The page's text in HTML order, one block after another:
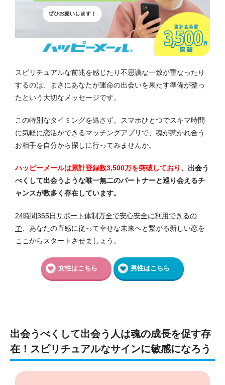
スピリチュアルな前兆を感じたり不思議な一致が重なったり
するのは、まさにあなたが運命の出会いを果たす準備が整っ
たという大切なメッセージです。
この特別なタイミングを逃さず、スマホひとつでスキマ時間
に気軽に恋活ができるマッチングアプリで、魂が惹かれ合う
お相手を自分から探しに行ってみませんか。
ハッピーメールは累計登録数3,500万を突破しており、 出会う
べくして出会うような唯一無二のパートナーと巡り会えるチ
ャンスが数多く存在しています。
24時間365日サポート体制万全で安心安全に利用できるの
で 、あなたの直感に従って幸せな未来へと繋がる新しい恋を
ここからスタートさせましょう。
女性はこちら 男性はこちら
出会うべくして出会う人は魂の成長を促す存
在！スピリチュアルなサインに敏感になろう